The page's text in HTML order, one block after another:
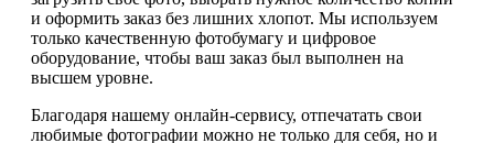
и оформить заказ без лишних хлопот. Мы используем
только качественную фотобумагу и цифровое
оборудование, чтобы ваш заказ был выполнен на
высшем уровне.
Благодаря нашему онлайн-сервису, отпечатать свои
любимые фотографии можно не только для себя, но и